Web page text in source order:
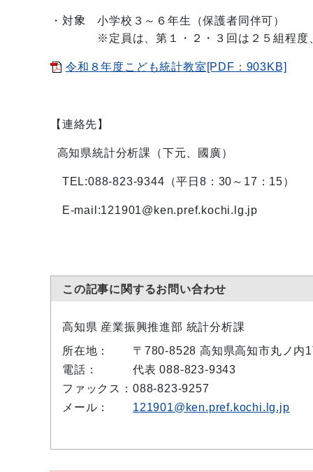
・対象 小学校３～６年生（保護者同伴可）
※定員は、第１・２・３回は２５組程度、
令和８年度こども統計教室[PDF：903KB]
【連絡先】
高知県統計分析課（下元、國廣）
TEL:088-823-9344（平日8：30～17：15）
E-mail:121901@ken.pref.kochi.lg.jp
この記事に関するお問い合わせ
高知県 産業振興推進部 統計分析課
所在地：
〒780-8528 高知県高知市丸ノ内
電話：
代表 088-823-9343
ファックス： 088-823-9257
メール：
121901@ken.pref.kochi.lg.jp